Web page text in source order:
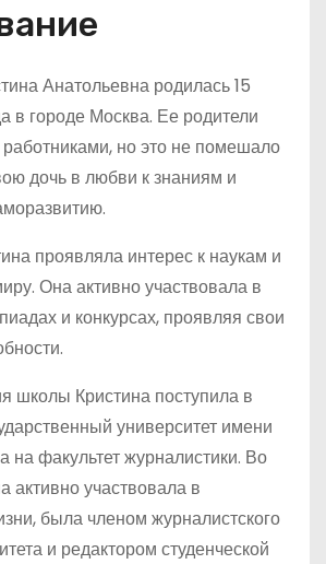
Анатольевна родилась 15
в городе Москва. Ее родители
но это не помешало
дочь в любви к знаниям и
проявляла интерес к наукам и
Она активно участвовала в
и конкурсах, проявляя свои
школы Кристина поступила в
университет имени
факультет журналистики. Во
активно участвовала в
была членом журналистского
и редактором студенческой